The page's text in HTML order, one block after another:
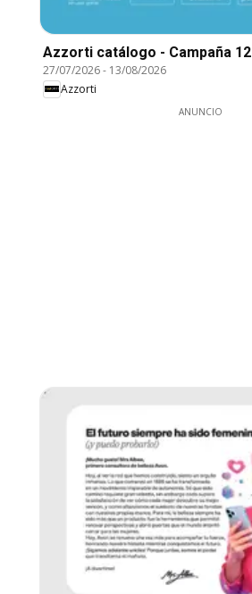
Azzorti catálogo - Campaña 12
27/07/2026- 13/08/2026
Azzorti
ANUNCIO